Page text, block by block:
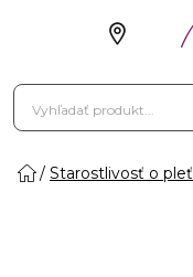
Starostlivosť o pleť